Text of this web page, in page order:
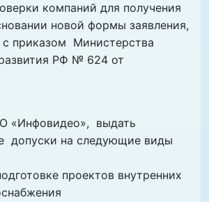
компаний для получения
новой формы заявления,
с приказом Министерства
РФ № 624 от
«Инфовидео», выдать
допуски на следующие виды
проектов внутренних